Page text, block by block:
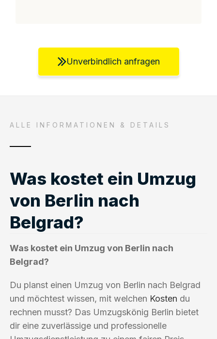
Unverbindlich anfragen
ALLE INFORMATIONEN & DETAILS
Was kostet ein Umzug
von Berlin nach
Belgrad?
Was kostet ein Umzug von Berlin nach
Belgrad?
Du planst einen Umzug von Berlin nach Belgrad
und möchtest wissen, mit welchen Kosten du
rechnen musst? Das Umzugskönig Berlin bietet
dir eine zuverlässige und professionelle